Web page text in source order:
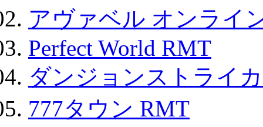
アヴァベル オンライ
Perfect World RMT
ダンジョンストライ
777タウン RMT